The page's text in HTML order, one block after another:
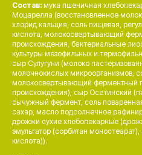
Состав: мука пшеничная
Моцарелла (восстановленное
хлорид кальция, соль пищевая,
кислота, молокосвертывающий
происхождения, бактериальные
культуры мезофильных и
сыр Сулугуни (молоко
молочнокислых микроорганизмов,
молокосвертывающий ферментный
происхождения), сыр Осетинский
сычужный фермент, соль
сахар, масло подсолнечное
дрожжи сухие хлебопекарные
эмульгатор (сорбитан
кислота)).